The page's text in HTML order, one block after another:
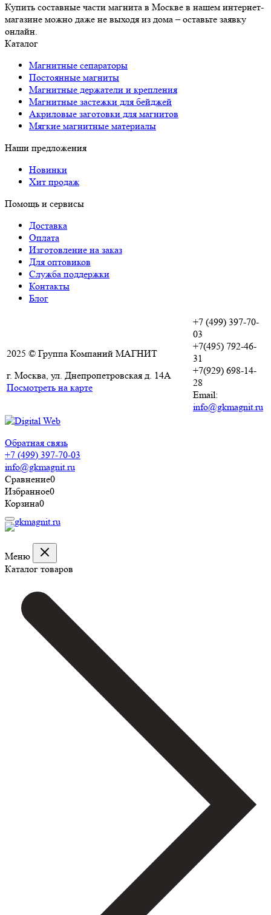
Купить составные части магнита в Москве в нашем интернет-
магазине можно даже не выходя из дома – оставьте заявку
онлайн.
Каталог
Магнитные сепараторы
Постоянные магниты
Магнитные держатели и крепления
Магнитные застежки для бейджей
Акриловые заготовки для магнитов
Мягкие магнитные материалы
Наши предложения
Новинки
Хит продаж
Помощь и сервисы
Доставка
Оплата
Изготовление на заказ
Для оптовиков
Служба поддержки
Контакты
Блог
2025 © Группа Компаний МАГНИТ
г. Москва, ул. Днепропетровская д. 14А
Посмотреть на карте
+7 (499) 397-70-
03
+7(495) 792-46-
31
+7(929) 698-14-
28
Email:
info@gkmagnit.ru
Обратная связь
+7 (499) 397-70-03
info@gkmagnit.ru
Сравнение0
Избранное0
Корзина0
Меню
Каталог товаров